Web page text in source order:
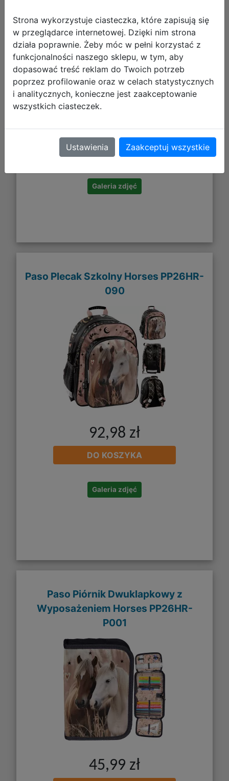
29,99 zł
DO KOSZYKA
Galeria zdjęć
Paso Plecak Szkolny Horses PP26HR-
090
92,98 zł
DO KOSZYKA
Galeria zdjęć
Paso Piórnik Dwuklapkowy z
Wyposażeniem Horses PP26HR-
P001
45,99 zł
Strona wykorzystuje ciasteczka, które zapisują się
w przeglądarce internetowej. Dzięki nim strona
działa poprawnie. Żeby móc w pełni korzystać z
funkcjonalności naszego sklepu, w tym, aby
dopasować treść reklam do Twoich potrzeb
poprzez profilowanie oraz w celach statystycznych
i analitycznych, konieczne jest zaakceptowanie
wszystkich ciasteczek.
Ustawienia Zaakceptuj wszystkie